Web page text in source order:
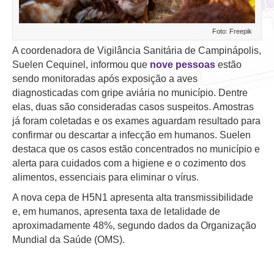
Foto: Freepik
A coordenadora de Vigilância Sanitária de Campinápolis,
Suelen Cequinel, informou que nove pessoas estão
sendo monitoradas após exposição a aves
diagnosticadas com gripe aviária no município. Dentre
elas, duas são consideradas casos suspeitos. Amostras
já foram coletadas e os exames aguardam resultado para
confirmar ou descartar a infecção em humanos. Suelen
destaca que os casos estão concentrados no município e
alerta para cuidados com a higiene e o cozimento dos
alimentos, essenciais para eliminar o vírus.
A nova cepa de H5N1 apresenta alta transmissibilidade
e, em humanos, apresenta taxa de letalidade de
aproximadamente 48%, segundo dados da Organização
Mundial da Saúde (OMS).